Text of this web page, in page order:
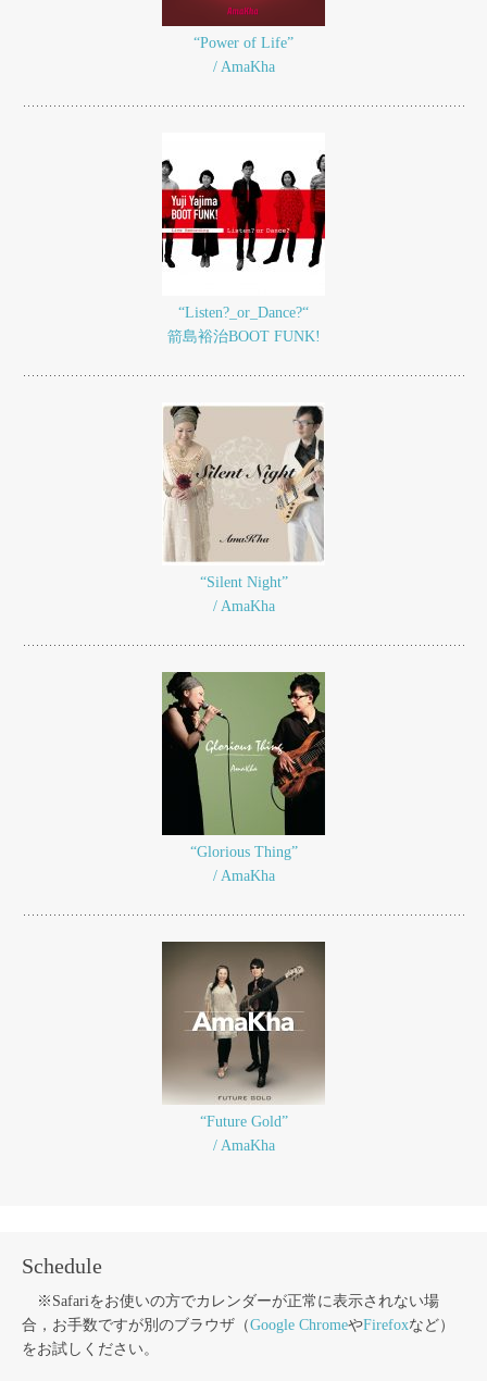
“Power of Life”
/ AmaKha
“Listen?_or_Dance?“
箭島裕治BOOT FUNK!
“Silent Night”
/ AmaKha
“Glorious Thing”
/ AmaKha
“Future Gold”
/ AmaKha
Schedule
※Safariをお使いの方でカレンダーが正常に表示されない場
合，お手数ですが別のブラウザ（Google ChromeやFirefoxなど）
をお試しください。